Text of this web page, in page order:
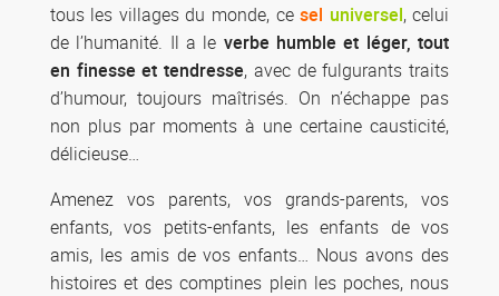
tous les villages du monde, cesel universel, celui
de l’humanité. Il a le verbe humble et léger, tout
en finesse et tendresse, avec de fulgurants traits
d’humour, toujours maîtrisés. On n’échappe pas
non plus par moments à une certaine causticité,
délicieuse…
Amenez vos parents, vos grands-parents, vos
enfants, vos petits-enfants, les enfants de vos
amis, les amis de vos enfants… Nous avons des
histoires et des comptines plein les poches, nous